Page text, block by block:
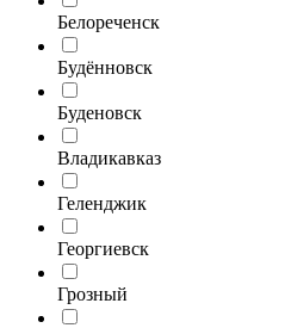
Белореченск
Будённовск
Буденовск
Владикавказ
Геленджик
Георгиевск
Грозный